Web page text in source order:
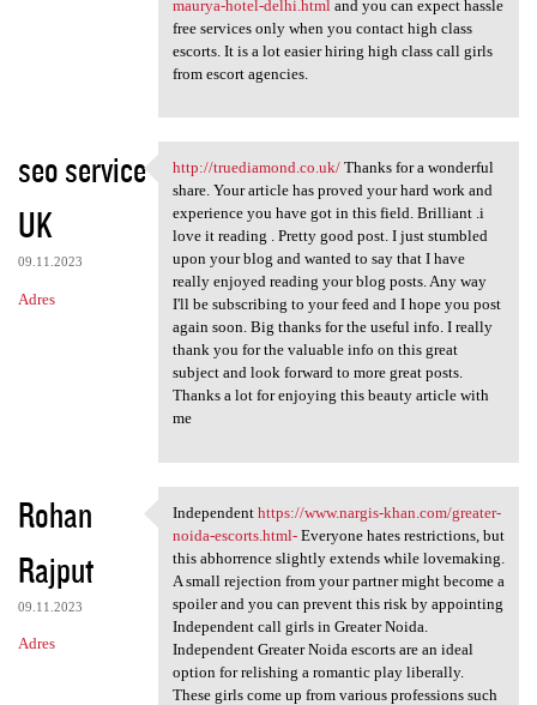
maurya-hotel-delhi.html and you can expect hassle
free services only when you contact high class
escorts. It is a lot easier hiring high class call girls
from escort agencies.
seo service
UK
09.11.2023
Adres
http://truediamond.co.uk/
http://truediamond.co.uk/Thanks for a wonderful
share. Your article has proved your hard work and
experience you have got in this field. Brilliant .i
love it reading . Pretty good post. I just stumbled
upon your blog and wanted to say that I have
really enjoyed reading your blog posts. Any way
I'll be subscribing to your feed and I hope you post
again soon. Big thanks for the useful info. I really
thank you for the valuable info on this great
subject and look forward to more great posts.
Thanks a lot for enjoying this beauty article with
me
Rohan
Rajput
09.11.2023
Adres
Independent https://www
Independent https://www.nargis-khan.com/greater-
noida-escorts.html-Everyone hates restrictions, but
this abhorrence slightly extends while lovemaking.
A small rejection from your partner might become a
spoiler and you can prevent this risk by appointing
Independent call girls in Greater Noida.
Independent Greater Noida escorts are an ideal
option for relishing a romantic play liberally.
These girls come up from various professions such